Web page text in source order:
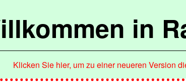
in
Klicken Sie hier, um zu einer neueren Version